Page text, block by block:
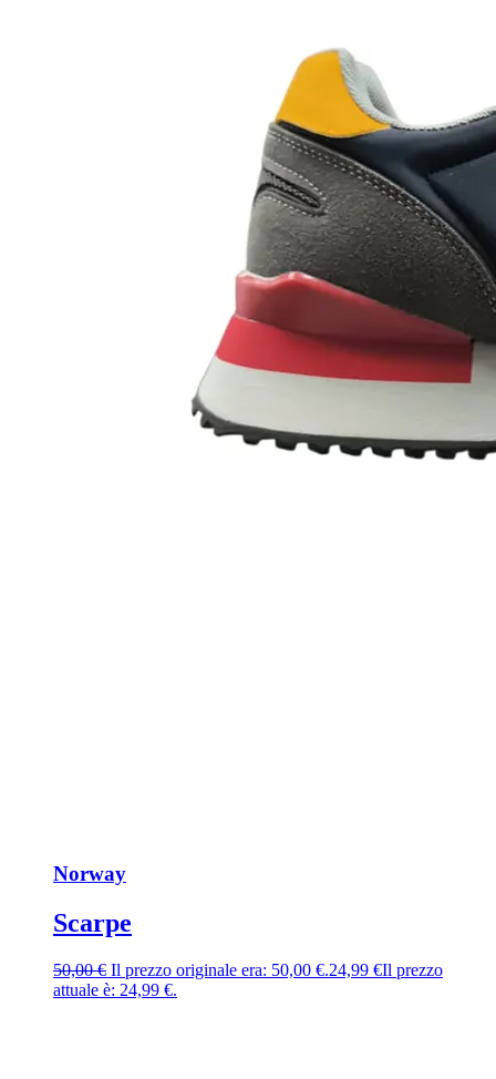
Norway
Scarpe
50,00€ Il prezzo originale era: 50,00 €.24,99 €Il prezzo
attuale è: 24,99 €.